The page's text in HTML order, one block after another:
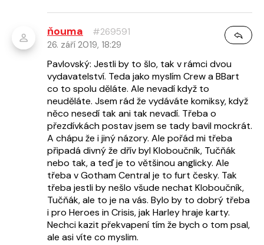
ňouma
#269591
26. září 2019, 18:29
Pavlovský: Jestli by to šlo, tak v rámci dvou
vydavatelství. Teda jako myslím Crew a BBart
co to spolu děláte. Ale nevadí když to
neuděláte. Jsem rád že vydáváte komiksy, když
něco nesedí tak ani tak nevadí. Třeba o
přezdívkách postav jsem se tady bavil mockrát.
A chápu že i jiný názory. Ale pořád mi třeba
připadá divný že dřív byl Kloboučník, Tučňák
nebo tak, a teď je to většinou anglicky. Ale
třeba v Gotham Central je to furt česky. Tak
třeba jestli by nešlo všude nechat Kloboučník,
Tučňák, ale to je na vás. Bylo by to dobrý třeba
i pro Heroes in Crisis, jak Harley hraje karty.
Nechci kazit překvapení tím že bych o tom psal,
ale asi víte co myslim.